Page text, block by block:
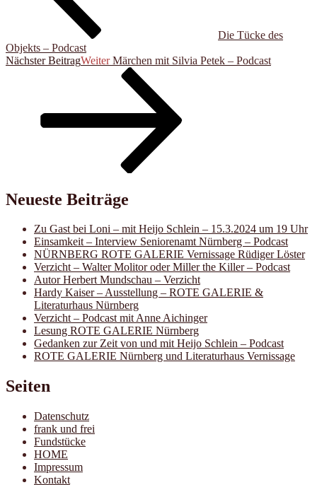
Die Tücke des
Objekts – Podcast
Nächster BeitragWeiter Märchen mit Silvia Petek – Podcast
Neueste Beiträge
Zu Gast bei Loni – mit Heijo Schlein – 15.3.2024 um 19 Uhr
Einsamkeit – Interview Seniorenamt Nürnberg – Podcast
NÜRNBERG ROTE GALERIE Vernissage Rüdiger Löster
Verzicht – Walter Molitor oder Miller the Killer – Podcast
Autor Herbert Mundschau – Verzicht
Hardy Kaiser – Ausstellung – ROTE GALERIE &
Literaturhaus Nürnberg
Verzicht – Podcast mit Anne Aichinger
Lesung ROTE GALERIE Nürnberg
Gedanken zur Zeit von und mit Heijo Schlein – Podcast
ROTE GALERIE Nürnberg und Literaturhaus Vernissage
Seiten
Datenschutz
frank und frei
Fundstücke
HOME
Impressum
Kontakt